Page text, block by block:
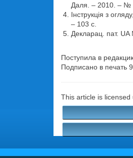
Даля. – 2010. – №
Інструкція з
– 103 с.
Декларац. пат.
Поступила в
Подписано в печать
This article is licensed